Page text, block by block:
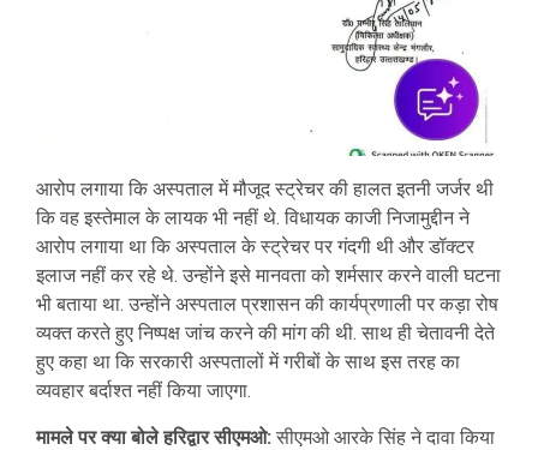
आरोप लगाया कि अस्पताल में मौजूद स्ट्रेचर की हालत इतनी जर्जर थी
कि वह इस्तेमाल के लायक भी नहीं थे. विधायक काजी निजामुद्दीन ने
आरोप लगाया था कि अस्पताल के स्ट्रेचर पर गंदगी थी और डॉक्टर
इलाज नहीं कर रहे थे. उन्होंने इसे मानवता को शर्मसार करने वाली घटना
भी बताया था. उन्होंने अस्पताल प्रशासन की कार्यप्रणाली पर कड़ा रोष
व्यक्त करते हुए निष्पक्ष जांच करने की मांग की थी. साथ ही चेतावनी देते
हुए कहा था कि सरकारी अस्पतालों में गरीबों के साथ इस तरह का
व्यवहार बर्दाश्त नहीं किया जाएगा.
मामले पर क्या बोले हरिद्वार सीएमओ: सीएमओ आरके सिंह ने दावा किया